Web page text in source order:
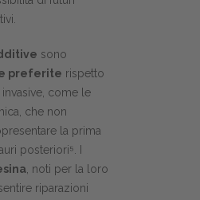
sono
preferite rispetto
come le
che non
la prima
posteriori⁵. I
, noti per la loro
riparazioni